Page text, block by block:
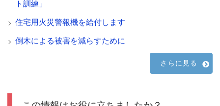
ト訓練」
住宅用火災警報機を給付します
倒木による被害を減らすために
さらに見る